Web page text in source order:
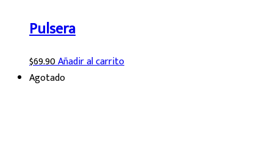
Pulsera
$69.90Añadir al carrito
Agotado